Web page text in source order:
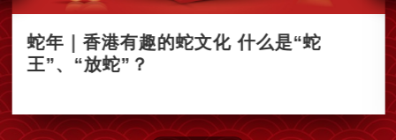
蛇年｜香港有趣的蛇文化 什么是“蛇
王”、“放蛇”？